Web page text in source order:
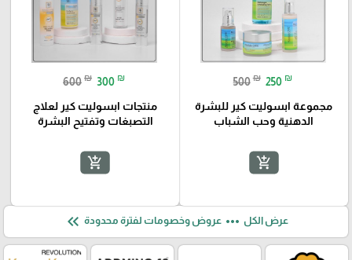
500 ₪ 250 ₪
مجموعة ابسوليت كير للبشرة
الدهنية وحب الشباب
add_shopping_cart
600 ₪ 300 ₪
منتجات ابسوليت كير لعلاج
التصبغات وتفتيح البشرة
add_shopping_cart
عرض الكل more_horiz عروض وخصومات لفترة محدودة keyboard_double_arrow_left